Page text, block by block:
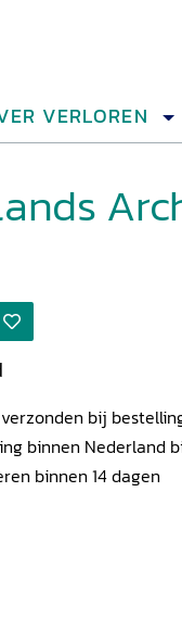
VERLOREN
bij
binnen Nederland
binnen 14 dagen